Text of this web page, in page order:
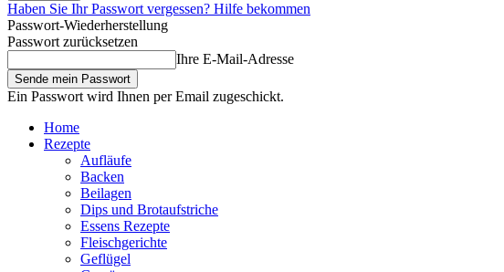
Haben Sie Ihr Passwort vergessen? Hilfe bekommen
Passwort-Wiederherstellung
Passwort zurücksetzen
Ihre E-Mail-Adresse
Ein Passwort wird Ihnen per Email zugeschickt.
Home
Rezepte
Aufläufe
Backen
Beilagen
Dips und Brotaufstriche
Essens Rezepte
Fleischgerichte
Geflügel